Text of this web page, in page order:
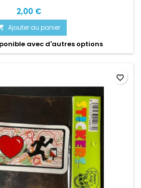
2,00 €
Ajouter au panier
avec d'autres options
favorite_border